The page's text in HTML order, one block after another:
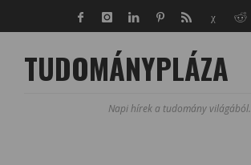
TUDOMÁNYPLÁZA
Napi hírek a tudomány világából.